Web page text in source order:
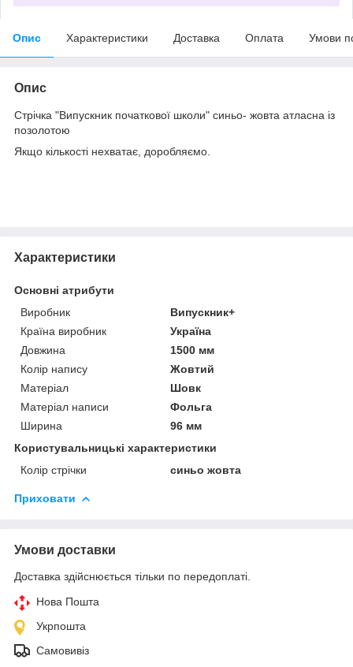
Опис Характеристики Доставка Оплата Умови
Опис
Стрічка "Випускник початкової школи" синьо- жовта атласна із
позолотою
Якщо кількості нехватає, доробляємо.
Характеристики
Основні атрибути
Виробник
Випускник+
Країна виробник
Україна
Довжина
1500 мм
Колір напису
Жовтий
Матеріал
Шовк
Матеріал написи
Фольга
Ширина
96 мм
Користувальницькі характеристики
Колір стрічки
синьо жовта
Приховати
Умови доставки
Доставка здійснюється тільки по передоплаті.
Нова Пошта
Укрпошта
Самовивіз